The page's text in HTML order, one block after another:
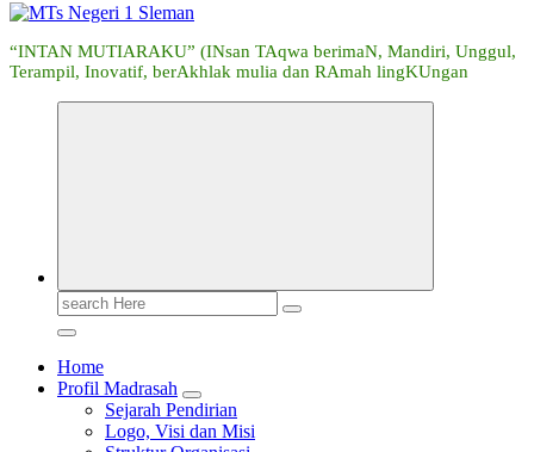
“INTAN MUTIARAKU” (INsan TAqwa berimaN, Mandiri, Unggul,
Terampil, Inovatif, berAkhlak mulia dan RAmah lingKUngan
Search
for:
Home
Profil Madrasah
Sejarah Pendirian
Logo, Visi dan Misi